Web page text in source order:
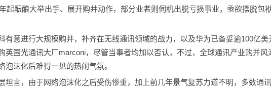
起酝酿大举出手、展开购并动作，部分业者则伺机出脱亏损事业，亟欲摆脱包袱
意进行大规模购并，补齐在无线通讯领域的战力，以及华为已备妥逾100亿美
英国光通讯大厂marconi，尽管当事者均加以否认，不过，全球通讯产业购并风
泡沫化后难得一见的热闹气氛。
坦言，由于网络泡沫化之后受伤惨重，加上前几年景气复苏力道不明，多数通